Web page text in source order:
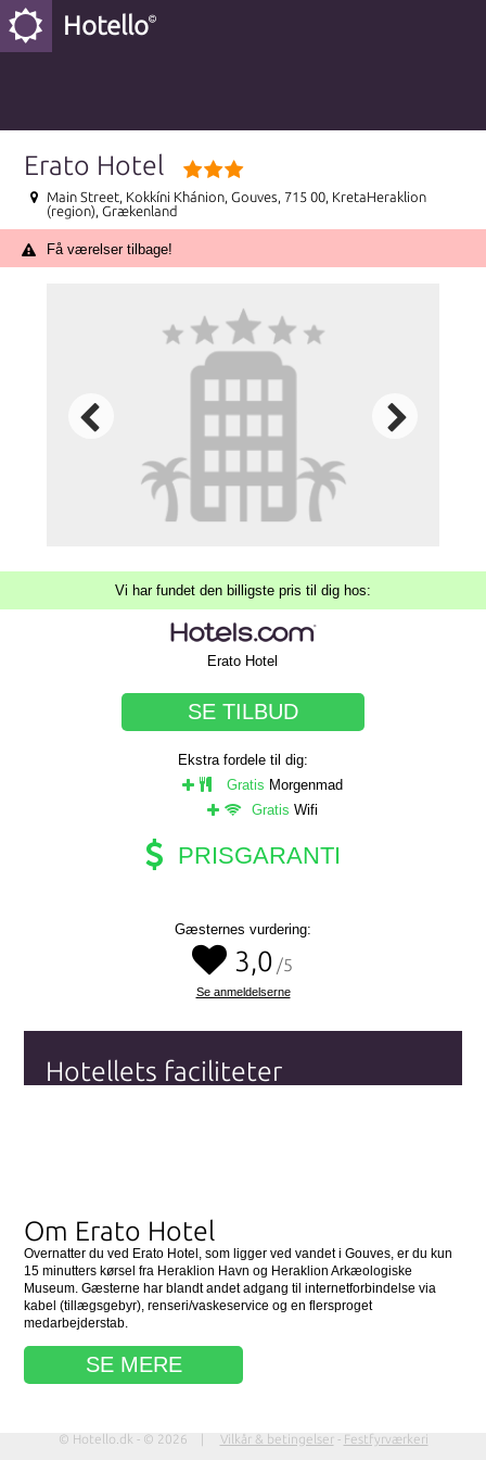
Hotello
Erato Hotel
Main Street, Kokkíni Khánion, Gouves, 715 00, KretaHeraklion
(region), Grækenland
Få værelser tilbage!
Vi har fundet den billigste pris til dig hos:
Erato Hotel
SE TILBUD
Ekstra fordele til dig:
Gratis Morgenmad
Gratis Wifi
PRISGARANTI
Gæsternes vurdering:
3,0 /5
Se anmeldelserne
Hotellets faciliteter
Om Erato Hotel
Overnatter du ved Erato Hotel, som ligger ved vandet i Gouves, er du kun
15 minutters kørsel fra Heraklion Havn og Heraklion Arkæologiske
Museum. Gæsterne har blandt andet adgang til internetforbindelse via
kabel (tillægsgebyr), renseri/vaskeservice og en flersproget
medarbejderstab.
SE MERE
© Hotello.dk - © 2026 | Vilkår & betingelser - Festfyrværkeri